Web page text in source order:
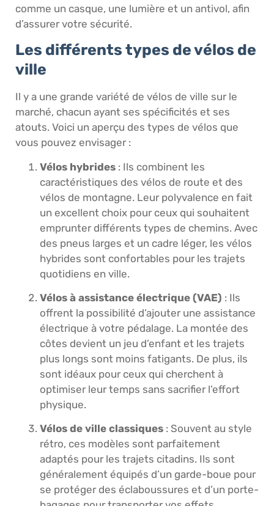
comme un casque, une lumière et un antivol, afin
d’assurer votre sécurité.
Les différents types de vélos de
ville
Il y a une grande variété de vélos de ville sur le
marché, chacun ayant ses spécificités et ses
atouts. Voici un aperçu des types de vélos que
vous pouvez envisager :
Vélos hybrides : Ils combinent les
caractéristiques des vélos de route et des
vélos de montagne. Leur polyvalence en fait
un excellent choix pour ceux qui souhaitent
emprunter différents types de chemins. Avec
des pneus larges et un cadre léger, les vélos
hybrides sont confortables pour les trajets
quotidiens en ville.
Vélos à assistance électrique (VAE) : Ils
offrent la possibilité d’ajouter une assistance
électrique à votre pédalage. La montée des
côtes devient un jeu d’enfant et les trajets
plus longs sont moins fatigants. De plus, ils
sont idéaux pour ceux qui cherchent à
optimiser leur temps sans sacrifier l’effort
physique.
Vélos de ville classiques : Souvent au style
rétro, ces modèles sont parfaitement
adaptés pour les trajets citadins. Ils sont
généralement équipés d’un garde-boue pour
se protéger des éclaboussures et d’un porte-